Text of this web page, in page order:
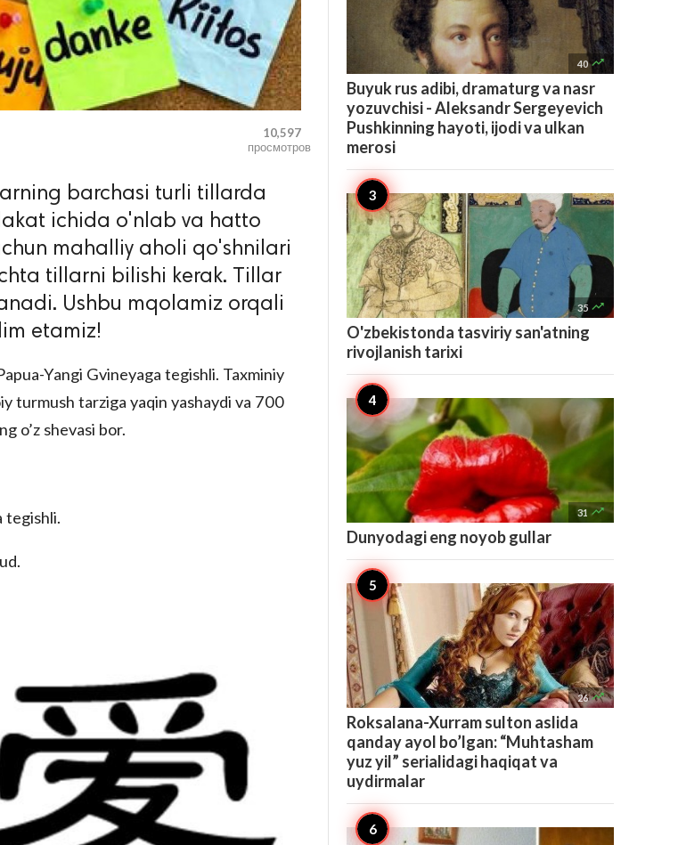
10,597
просмотров
barchasi turli tillarda
ichida o'nlab va hatto
mahalliy aholi qo'shnilari
tillarni bilishi kerak. Tillar
Ushbu mqolamiz orqali
etamiz!
Yangi Gvineyaga tegishli. Taxminiy
turmush tarziga yaqin yashaydi va 700
o’z shevasi bor.
tegishli.
40 
Buyuk rus adibi, dramaturg va nasr
yozuvchisi - Aleksandr Sergeyevich
Pushkinning hayoti, ijodi va ulkan
merosi
35 
O'zbekistonda tasviriy san'atning
rivojlanish tarixi
31 
Dunyodagi eng noyob gullar
26 
Roksalana-Xurram sulton aslida
qanday ayol bo’lgan: “Muhtasham
yuz yil” serialidagi haqiqat va
uydirmalar